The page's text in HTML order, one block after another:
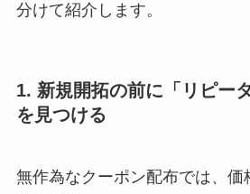
分けて紹介します。
1. 新規開拓の前に「リピー
を見つける
無作為なクーポン配布では、価